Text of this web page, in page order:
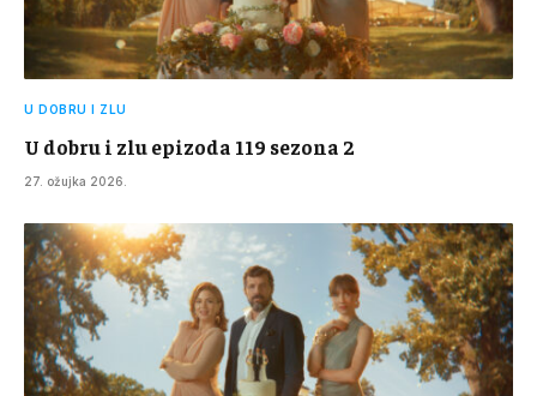
U DOBRU I ZLU
U dobru i zlu epizoda 119 sezona 2
27. ožujka 2026.